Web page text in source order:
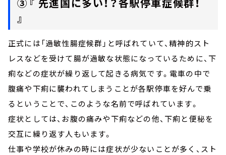
』
正式には「過敏性腸症候群」と呼ばれていて、精神的スト
レスなどを受けて腸が過敏な状態になっているために、下
痢などの症状が繰り返して起きる病気です。電車の中で
腹痛や下痢に襲われてしまうことが各駅停車を好んで乗
るということで、このような名前で呼ばれています。
症状としては、お腹の痛みや下痢などの他、下痢と便秘を
交互に繰り返す人もいます。
仕事や学校が休みの時には症状が少ないことが多く、スト